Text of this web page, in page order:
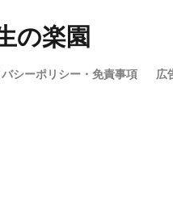
の楽園
シーポリシー・免責事項 広